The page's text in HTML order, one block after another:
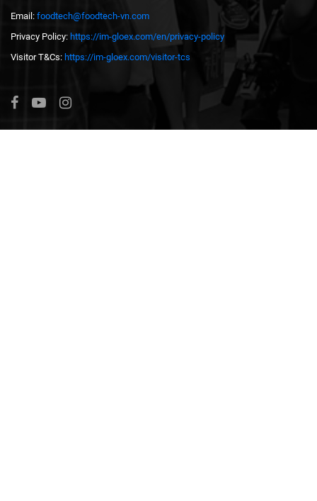
Email: foodtech@foodtech-vn.com
Privacy Policy: https://im-gloex.com/en/privacy-policy
Visitor T&Cs: https://im-gloex.com/visitor-tcs